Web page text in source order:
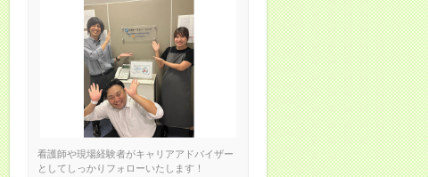
看護師や現場経験者がキャリアアドバイザー
としてしっかりフォローいたします！